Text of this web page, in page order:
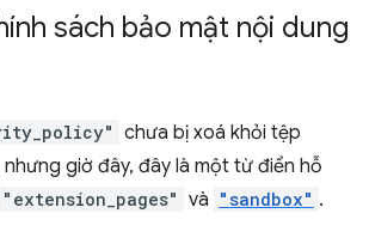
sách bảo mật nội dung
chưa bị xoá khỏi tệp
nhưng giờ đây, đây là một từ điển hỗ
"extension_pages" và "sandbox" .